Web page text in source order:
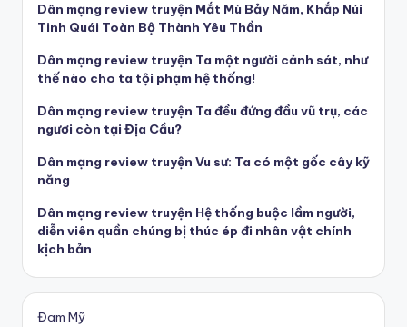
Dân mạng review truyện Mắt Mù Bảy Năm, Khắp Núi
Tinh Quái Toàn Bộ Thành Yêu Thần
Dân mạng review truyện Ta một người cảnh sát, như
thế nào cho ta tội phạm hệ thống!
Dân mạng review truyện Ta đều đứng đầu vũ trụ, các
ngươi còn tại Địa Cầu?
Dân mạng review truyện Vu sư: Ta có một gốc cây kỹ
năng
Dân mạng review truyện Hệ thống buộc lầm người,
diễn viên quần chúng bị thúc ép đi nhân vật chính
kịch bản
Đam Mỹ